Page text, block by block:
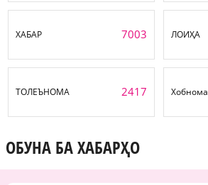
ХАБАР 7003 ЛОИҲА
ТОЛЕЪНОМА 2417 Хобнома
ОБУНА БА ХАБАРҲО